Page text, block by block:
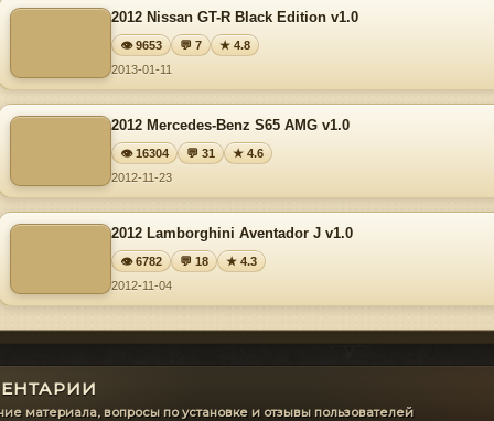
2012 Nissan GT-R Black Edition v1.0
👁 9653 💬 7
★ 4.8
2013-01-11
2012 Mercedes-Benz S65 AMG v1.0
👁 16304 💬 31
★ 4.6
2012-11-23
2012 Lamborghini Aventador J v1.0
👁 6782 💬 18
★ 4.3
2012-11-04
материала, вопросы по установке и отзывы пользователей